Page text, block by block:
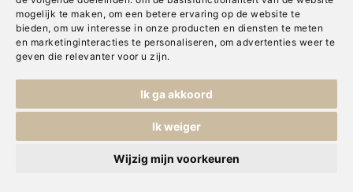
mogelijk te maken , om een betere ervaring op de website te
bieden, om uw interesse in onze producten en diensten te meten
en marketinginteracties te personaliseren , om advertenties weer te
geven die relevanter voor u zijn.
Ik ga akkoord
Ik weiger
Wijzig mijn voorkeuren
Zondag
Gesloten
Assortiment
Raamdecoratie
Inspiratie
Stijlgids